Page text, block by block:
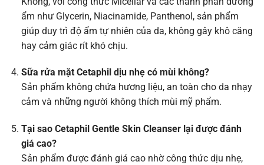
ẩm như Glycerin, Niacinamide, Panthenol, sản phẩm
giúp duy trì độ ẩm tự nhiên của da, không gây khô căng
hay cảm giác rít khó chịu.
Sữa rửa mặt Cetaphil dịu nhẹ có mùi không?
Sản phẩm không chứa hương liệu, an toàn cho da nhạy
cảm và những người không thích mùi mỹ phẩm.
Tại sao Cetaphil Gentle Skin Cleanser lại được đánh
giá cao?
Sản phẩm được đánh giá cao nhờ công thức dịu nhẹ,